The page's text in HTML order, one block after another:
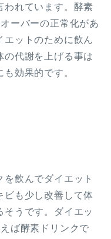
われています。酵素
ーバーの正常化があ
エットのために飲ん
の代謝を上げる事は
効果的です。
飲んでダイエット
ビも少し改善して体
うです。ダイエッ
ば酵素ドリンクで